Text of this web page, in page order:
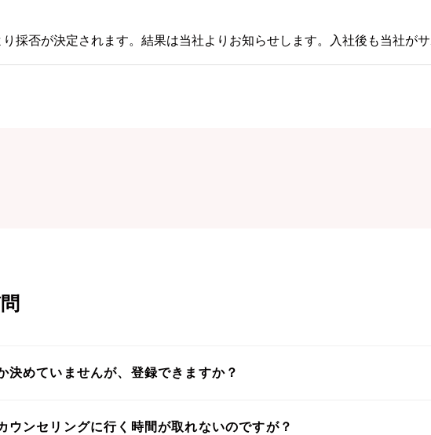
採否が決定されます。結果は当社よりお知らせします。入社後も当社がサ
決めていませんが、登録できますか？
ウンセリングに行く時間が取れないのですが？